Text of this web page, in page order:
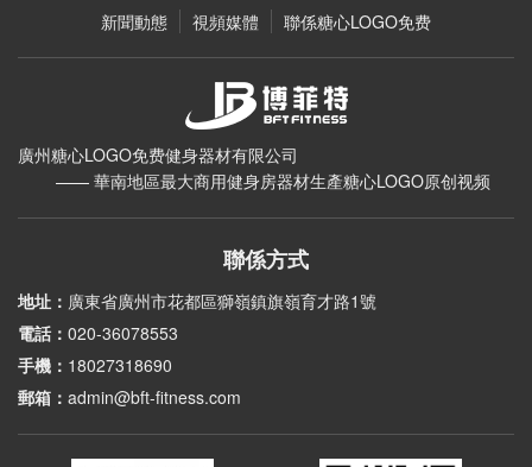
新聞動態
視頻媒體 聯係糖心LOGO免费
廣州糖心LOGO免费健身器材有限公司
—— 華南地區最大商用健身房器材生產糖心LOGO原创视频
聯係方式
地址： 廣東省廣州市花都區獅嶺鎮旗嶺育才路1號
電話： 020-36078553
手機： 18027318690
郵箱： admin@bft-fitness.com